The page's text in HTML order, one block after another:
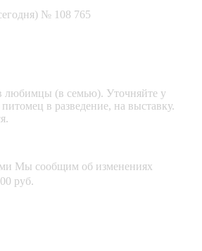
№ 108 765
любимцы (в семью). Уточняйте у
в разведение, на выставку.
Мы сообщим об изменениях
руб.